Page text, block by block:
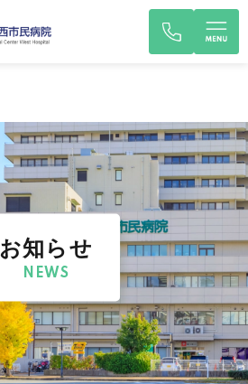
お知らせ
NEWS